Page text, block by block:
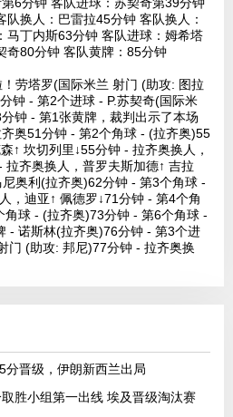
换人：巴雷拉45分钟 客队换人：
马丁内斯63分钟 客队进球：姆希塔
奇80分钟 客队黄牌：85分钟
劳塔罗(国际米兰 射门 (助攻: 图拉
钟 - 第2个进球 - P.苏契奇(国际米
钟 - 第1张黄牌，裁判出示了本场
奥51分钟 - 第2个角球 - (拉齐奥)55
↑ 坎切列里↓55分钟 - 拉齐奥换人，
齐奥换人，普罗夫斯加德↑ 吉拉
奥利(拉齐奥)62分钟 - 第3个角球 -
，迪亚↑ 佩德罗↓71分钟 - 第4个角
球 - (拉齐奥)73分钟 - 第6个角球 -
- 诺斯林(拉齐奥)76分钟 - 第3个进
门 (助攻: 邦尼)77分钟 - 拉齐奥换
分晋级，伊朗新西兰出局
胜小组第一出线 埃及晋级淘汰赛